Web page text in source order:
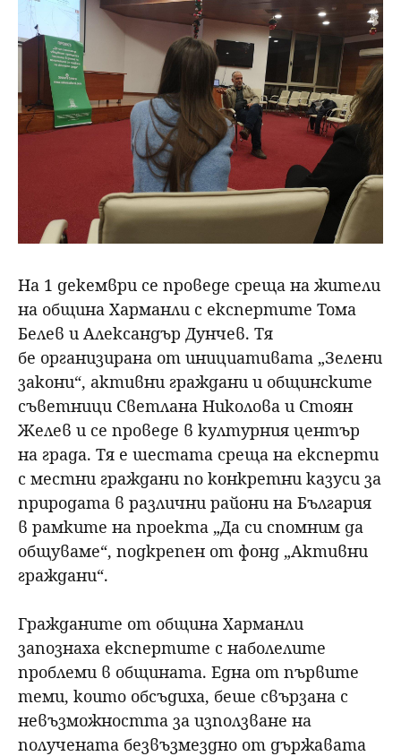
На 1 декември се проведе среща на жители
на община Харманли с експертите Тома
Белев и Александър Дунчев. Тя
бе организирана от инициативата „Зелени
закони“, активни граждани и общинските
съветници Светлана Николова и Стоян
Желев и се проведе в културния център
на града. Тя е шестата среща на експерти
с местни граждани по конкретни казуси за
природата в различни райони на България
в рамките на проекта „Да си спомним да
общуваме“, подкрепен от фонд „Активни
граждани“.
Гражданите от община Харманли
запознаха експертите с наболелите
проблеми в общината. Една от първите
теми, които обсъдиха, беше свързана с
невъзможността за използване на
получената безвъзмездно от държавата